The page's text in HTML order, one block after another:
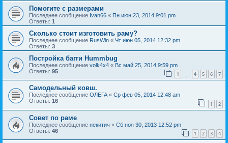
Помогите с размерами
Последнее сообщение Ivan66 « Пн июн 23, 2014 9:01 pm
Ответы: 1
Сколько стоит изготовить раму?
Последнее сообщение RusWin « Чт июн 05, 2014 12:32 pm
Ответы: 3
Постройка багги Hummbug
Последнее сообщение volk4x4 « Вс май 25, 2014 9:59 pm
Ответы: 95 1 4 5 6 7
Самодельный ковш.
Последнее сообщение ОЛЕГА « Ср фев 05, 2014 12:48 am
Ответы: 16 1 2
Совет по раме
Последнее сообщение некитич « Сб ноя 30, 2013 12:52 pm
Ответы: 46 1 2 3 4